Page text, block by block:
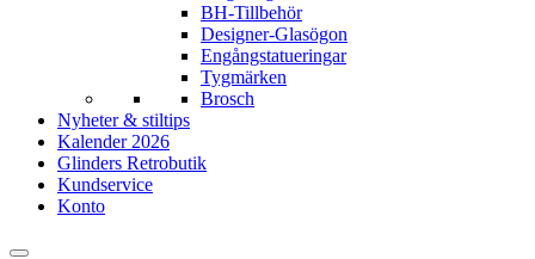
BH-Tillbehör
Designer-Glasögon
Engångstatueringar
Tygmärken
Brosch
Nyheter & stiltips
Kalender 2026
Glinders Retrobutik
Kundservice
Konto